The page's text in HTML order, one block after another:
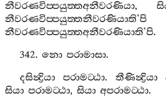
නීවරණවිප‍්පයුත‍්තඅනීවරණියා,
නීවරණවිප‍්පයුත‍්තනීවරණියාති’පි
නීවරණවිප‍්පයුත‍්තඅනීවරණියාති’පි.
342. නො පරාමාසා.
දසින්‍ද්‍රියා
පරාමට‍්ඨා. තීණින්‍ද්‍රියා
සියා පරාමට‍්ඨා, සියා අපරාමට‍්ඨා.